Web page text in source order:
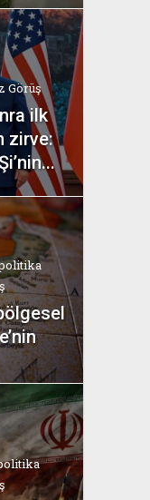
Görüş
ilk
zirve: